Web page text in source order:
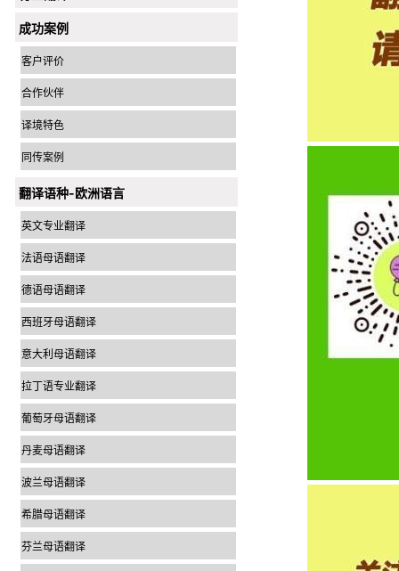
成功案例
客户评价
合作伙伴
译境特色
同传案例
翻译语种-欧洲语言
英文专业翻译
法语母语翻译
德语母语翻译
西班牙母语翻译
意大利母语翻译
拉丁语专业翻译
葡萄牙母语翻译
丹麦母语翻译
波兰母语翻译
希腊母语翻译
芬兰母语翻译